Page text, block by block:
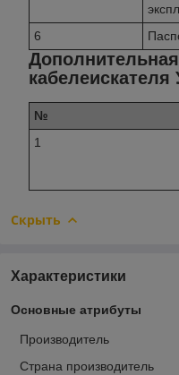
6
№
1
Скрыть
Характеристики
Основные атрибуты
Производитель
Страна производитель